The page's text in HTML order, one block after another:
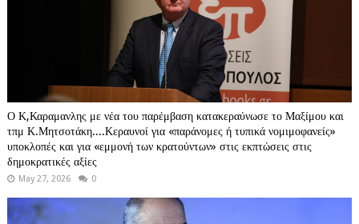
Ο Κ,Καραμανλης με νέα του παρέμβαση κατακεραύνωσε το Μαξίμου και
τπμ Κ.Μητσοτάκη....Κεραυνοί για «παράνομες ή τυπικά νομιμοφανείς»
υποκλοπές και για «εμμονή των κρατούντων» στις εκπτώσεις στις
δημοκρατικές αξίες
May 27, 2026 0